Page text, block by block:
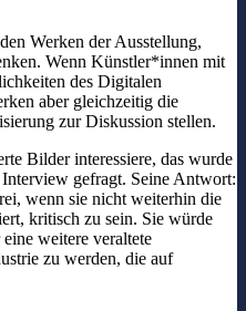
Werken der Ausstellung,
Wenn Künstler*innen mit
des Digitalen
aber gleichzeitig die
zur Diskussion stellen.
Bilder interessiere, das wurde
gefragt. Seine Antwort:
wenn sie nicht weiterhin die
kritisch zu sein. Sie würde
weitere veraltete
zu werden, die auf